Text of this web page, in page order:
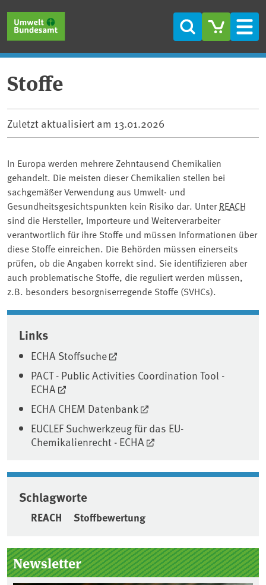
Suche
Stoffe
Zuletzt aktualisiert am 13.01.2026
In Europa werden mehrere Zehntausend Chemikalien
gehandelt. Die meisten dieser Chemikalien stellen bei
sachgemäßer Verwendung aus Umwelt- und
Gesundheitsgesichtspunkten kein Risiko dar. UnterREACH
sind die Hersteller, Importeure und Weiterverarbeiter
verantwortlich für ihre Stoffe und müssen Informationen über
diese Stoffe einreichen. Die Behörden müssen einerseits
prüfen, ob die Angaben korrekt sind. Sie identifizieren aber
auch problematische Stoffe, die reguliert werden müssen,
z.B. besonders besorgniserregende Stoffe (SVHCs).
Associated content
Links
ECHA Stoffsuche
PACT - Public Activities Coordination Tool -
ECHA
ECHA CHEM Datenbank
EUCLEF Suchwerkzeug für das EU-
Chemikalienrecht - ECHA
Schlagworte
REACH Stoffbewertung
Seitenleiste
Newsletter